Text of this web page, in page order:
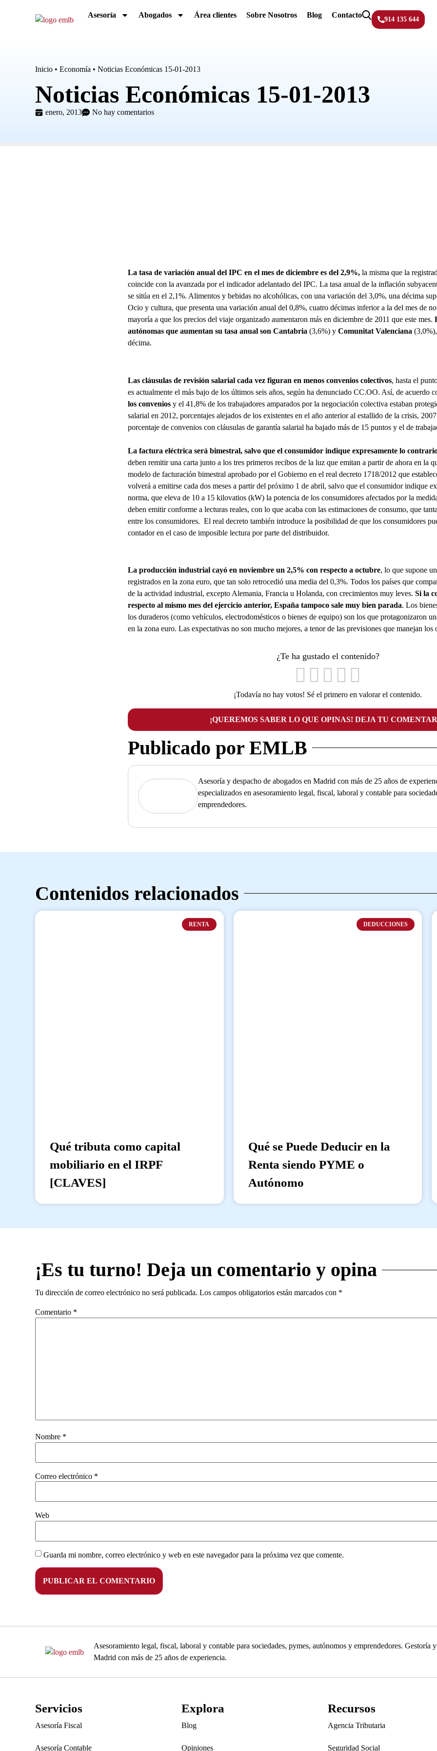
Asesoría Abogados Área clientes Sobre Nosotros Blog Contacto
914 135 644
Inicio • Economía • Noticias Económicas 15-01-2013
Noticias Económicas 15-01-2013
enero, 2013 No hay comentarios
La tasa de variación anual del IPC en el mes de diciembre es del 2,9%, la misma que la
coincide con la avanzada por el indicador adelantado del IPC. La tasa anual de la inflación
se sitúa en el 2,1%. Alimentos y bebidas no alcohólicas, con una variación del 3,0%, una décima
Ocio y cultura, que presenta una variación anual del 0,8%, cuatro décimas inferior a la del mes de
mayoría a que los precios del viaje organizado aumentaron más en diciembre de 2011 que este mes.
autónomas que aumentan su tasa anual son Cantabria (3,6%) y Comunitat Valenciana
décima.
Las cláusulas de revisión salarial cada vez figuran en menos convenios colectivos, hasta el
es actualmente el más bajo de los últimos seis años, según ha denunciado CC.OO. Así, de acuerdo
los convenios y el 41,8% de los trabajadores amparados por la negociación colectiva estaban
salarial en 2012, porcentajes alejados de los existentes en el año anterior al estallido de la crisis,
porcentaje de convenios con cláusulas de garantía salarial ha bajado más de 15 puntos y el de
La factura eléctrica será bimestral, salvo que el consumidor indique expresamente lo
deben remitir una carta junto a los tres primeros recibos de la luz que emitan a partir de ahora en la
modelo de facturación bimestral aprobado por el Gobierno en el real decreto 1718/2012 que
volverá a emitirse cada dos meses a partir del próximo 1 de abril, salvo que el consumidor indique
norma, que eleva de 10 a 15 kilovatios (kW) la potencia de los consumidores afectados por la
deben emitir conforme a lecturas reales, con lo que acaba con las estimaciones de consumo, que
entre los consumidores. El real decreto también introduce la posibilidad de que los consumidores
contador en el caso de imposible lectura por parte del distribuidor.
La producción industrial cayó en noviembre un 2,5% con respecto a octubre, lo que supone
registrados en la zona euro, que tan solo retrocedió una media del 0,3%. Todos los países que
de la actividad industrial, excepto Alemania, Francia u Holanda, con crecimientos muy leves. Si la
respecto al mismo mes del ejercicio anterior, España tampoco sale muy bien parada. Los
los duraderos (como vehículos, electrodomésticos o bienes de equipo) son los que protagonizaron
en la zona euro. Las expectativas no son mucho mejores, a tenor de las previsiones que manejan los
¿Te ha gustado el contenido?
¡Todavía no hay votos! Sé el primero en valorar el contenido.
¡QUEREMOS SABER LO QUE OPINAS! DEJA TU
Publicado por EMLB
Asesoría y despacho de abogados en Madrid con más de 25 años de
especializados en asesoramiento legal, fiscal, laboral y contable para
emprendedores.
Contenidos relacionados
RENTA
Qué tributa como capital
mobiliario en el IRPF
[CLAVES]
DEDUCCIONES
Qué se Puede Deducir en la
Renta siendo PYME o
Autónomo
¡Es tu turno! Deja un comentario y opina
Tu dirección de correo electrónico no será publicada. Los campos obligatorios están marcados con *
Comentario *
Nombre *
Correo electrónico *
Web
Guarda mi nombre, correo electrónico y web en este navegador para la próxima vez que comente.
Asesoramiento legal, fiscal, laboral y contable para sociedades, pymes, autónomos y emprendedores. Gestoría
Madrid con más de 25 años de experiencia.
Servicios
Asesoría Fiscal
Asesoría Contable
Explora
Blog
Opiniones
Recursos
Agencia Tributaria
Seguridad Social